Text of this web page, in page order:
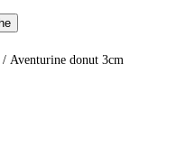
/ Aventurine donut 3cm